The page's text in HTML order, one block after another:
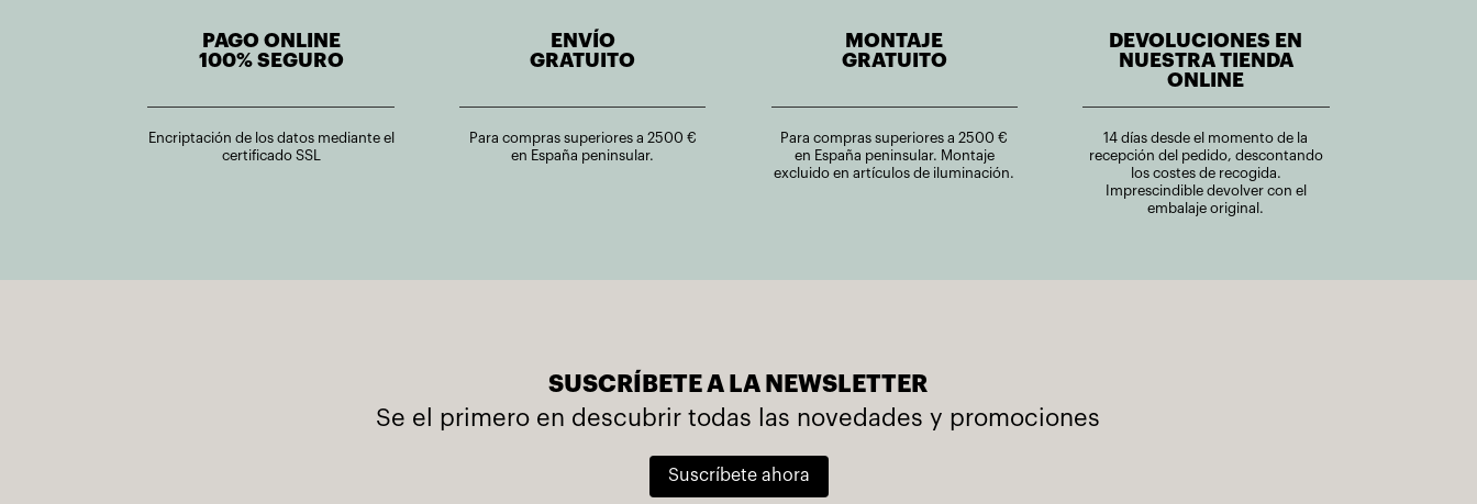
PAGO ONLINE
100% SEGURO
Encriptación de los datos mediante el
certificado SSL
ENVÍO
GRATUITO
Para compras superiores a 2500 €
en España peninsular.
MONTAJE
GRATUITO
Para compras superiores a 2500 €
en España peninsular. Montaje
excluido en artículos de iluminación.
DEVOLUCIONES EN
NUESTRA TIENDA
ONLINE
14 días desde el momento de la
recepción del pedido, descontando
los costes de recogida.
Imprescindible devolver con el
embalaje original.
SUSCRÍBETE A LA NEWSLETTER
Se el primero en descubrir todas las novedades y promociones
Suscríbete ahora